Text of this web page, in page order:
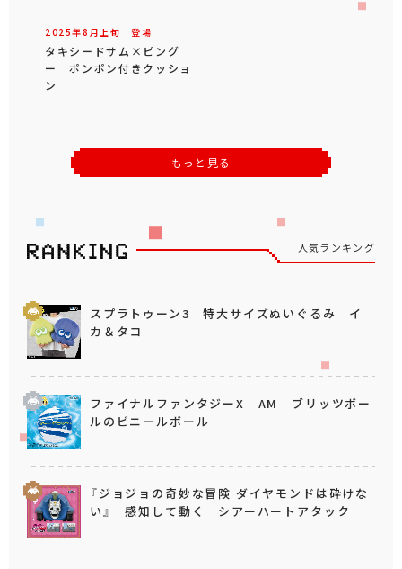
2025年8 月 上旬 登場
タキシードサム×ピング
ー ポンポン付きクッショ
ン
もっと見る
人気ランキング
スプラトゥーン3 特大サイズぬいぐるみ イ
カ＆タコ
ファイナルファンタジーX AM ブリッツボー
ルのビニールボール
『ジョジョの奇妙な冒険 ダイヤモンドは砕けな
い』 感知して動く シアーハートアタック